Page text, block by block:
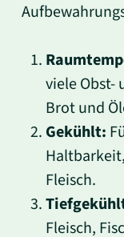
viele Obst-
Brot und
Gekühlt:
Fleisch.
Fleisch,